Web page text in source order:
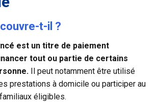
t-il ?
est un titre de paiement
tout ou partie de certains
Il peut notamment être utilisé
prestations à domicile ou participer au
éligibles.